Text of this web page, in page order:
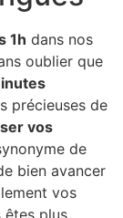
1h dans nos
oublier que
précieuses de
vos
de
bien avancer
vos
êtes plus